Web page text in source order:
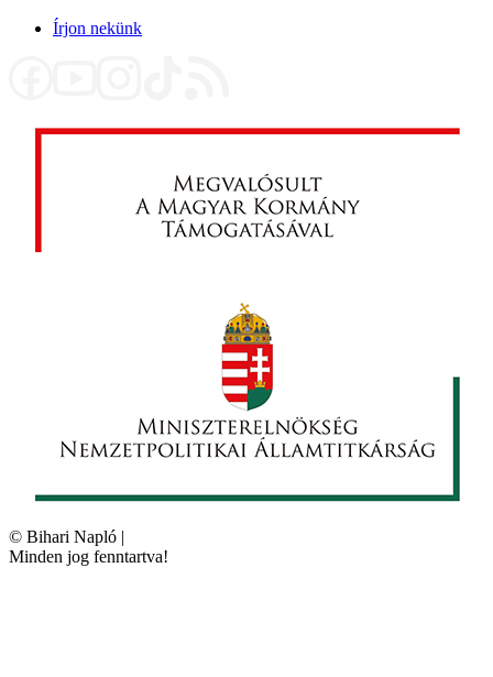
Írjon nekünk
© Bihari Napló |
Minden jog fenntartva!